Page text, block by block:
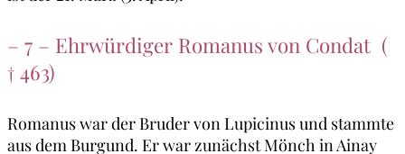
– 7 – Ehrwürdiger Romanus von Condat (
† 463)
Romanus war der Bruder von Lupicinus und stammte
aus dem Burgund. Er war zunächst Mönch in Ainay